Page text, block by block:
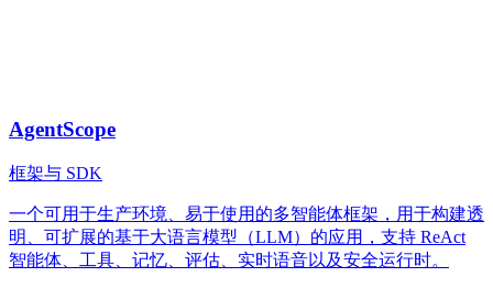
AgentScope
框架与 SDK
一个可用于生产环境、易于使用的多智能体框架，用于构建透
明、可扩展的基于大语言模型（LLM）的应用，支持 ReAct
智能体、工具、记忆、评估、实时语音以及安全运行时。